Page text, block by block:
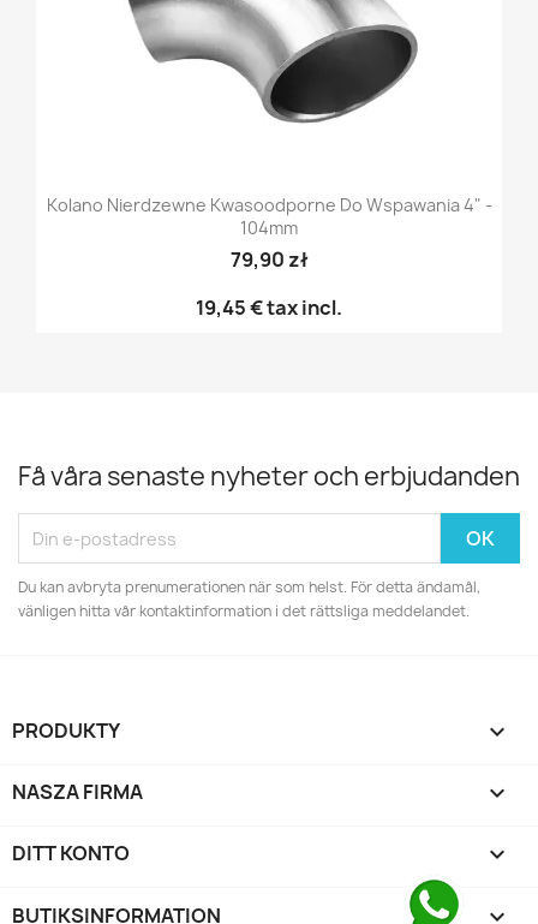
Kolano Nierdzewne Kwasoodporne Do Wspawania 4" -
104mm
79,90 zł
19,45 €tax incl.
Få våra senaste nyheter och erbjudanden
Du kan avbryta prenumerationen när som helst. För detta ändamål,
vänligen hitta vår kontaktinformation i det rättsliga meddelandet.
PRODUKTY 
NASZA FIRMA 
DITT KONTO 
BUTIKSINFORMATION keyboard_arrow_down